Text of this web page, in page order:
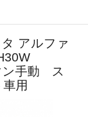
アルファ
ン手動 ス
用